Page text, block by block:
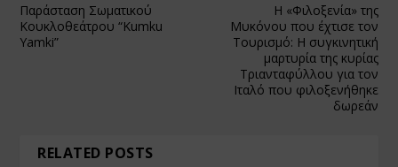
Παράσταση Σωματικού
Κουκλοθεάτρου “Kumku
Yamki”
Η «Φιλοξενία» της
Μυκόνου που έχτισε τον
Τουρισμό: Η συγκινητική
μαρτυρία της κυρίας
Τριανταφύλλου για τον
Ιταλό που φιλοξενήθηκε
δωρεάν
RELATED POSTS